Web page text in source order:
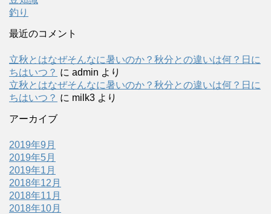
釣り
最近のコメント
立秋とはなぜそんなに暑いのか？秋分との違いは何？日に
ちはいつ？ に admin より
立秋とはなぜそんなに暑いのか？秋分との違いは何？日に
ちはいつ？ に milk3 より
アーカイブ
2019年9月
2019年5月
2019年1月
2018年12月
2018年11月
2018年10月